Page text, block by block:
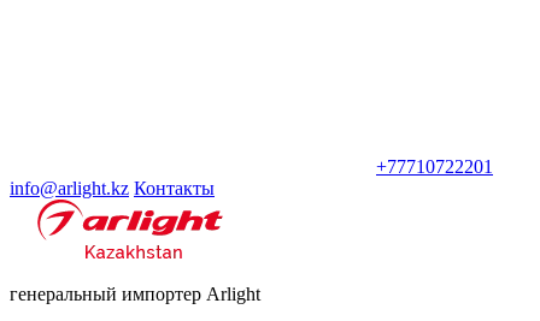
+77710722201
info@arlight.kz Контакты
генеральный импортер Arlight